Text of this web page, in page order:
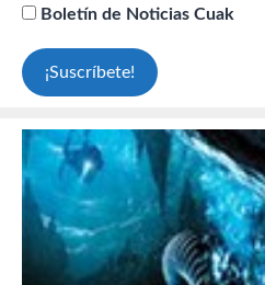
Boletín de Noticias Cuak